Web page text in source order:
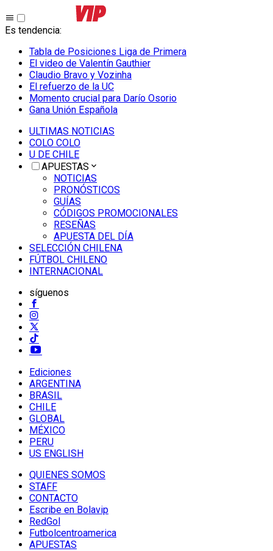
Es tendencia:
Tabla de Posiciones Liga de Primera
El video de Valentín Gauthier
Claudio Bravo y Vozinha
El refuerzo de la UC
Momento crucial para Darío Osorio
Gana Unión Española
ULTIMAS NOTICIAS
COLO COLO
U DE CHILE
APUESTAS
NOTICIAS
PRONÓSTICOS
GUÍAS
CÓDIGOS PROMOCIONALES
RESEÑAS
APUESTA DEL DÍA
SELECCIÓN CHILENA
FÚTBOL CHILENO
INTERNACIONAL
síguenos
Ediciones
ARGENTINA
BRASIL
CHILE
GLOBAL
MÉXICO
PERU
US ENGLISH
QUIENES SOMOS
STAFF
CONTACTO
Escribe en Bolavip
RedGol
Futbolcentroamerica
APUESTAS